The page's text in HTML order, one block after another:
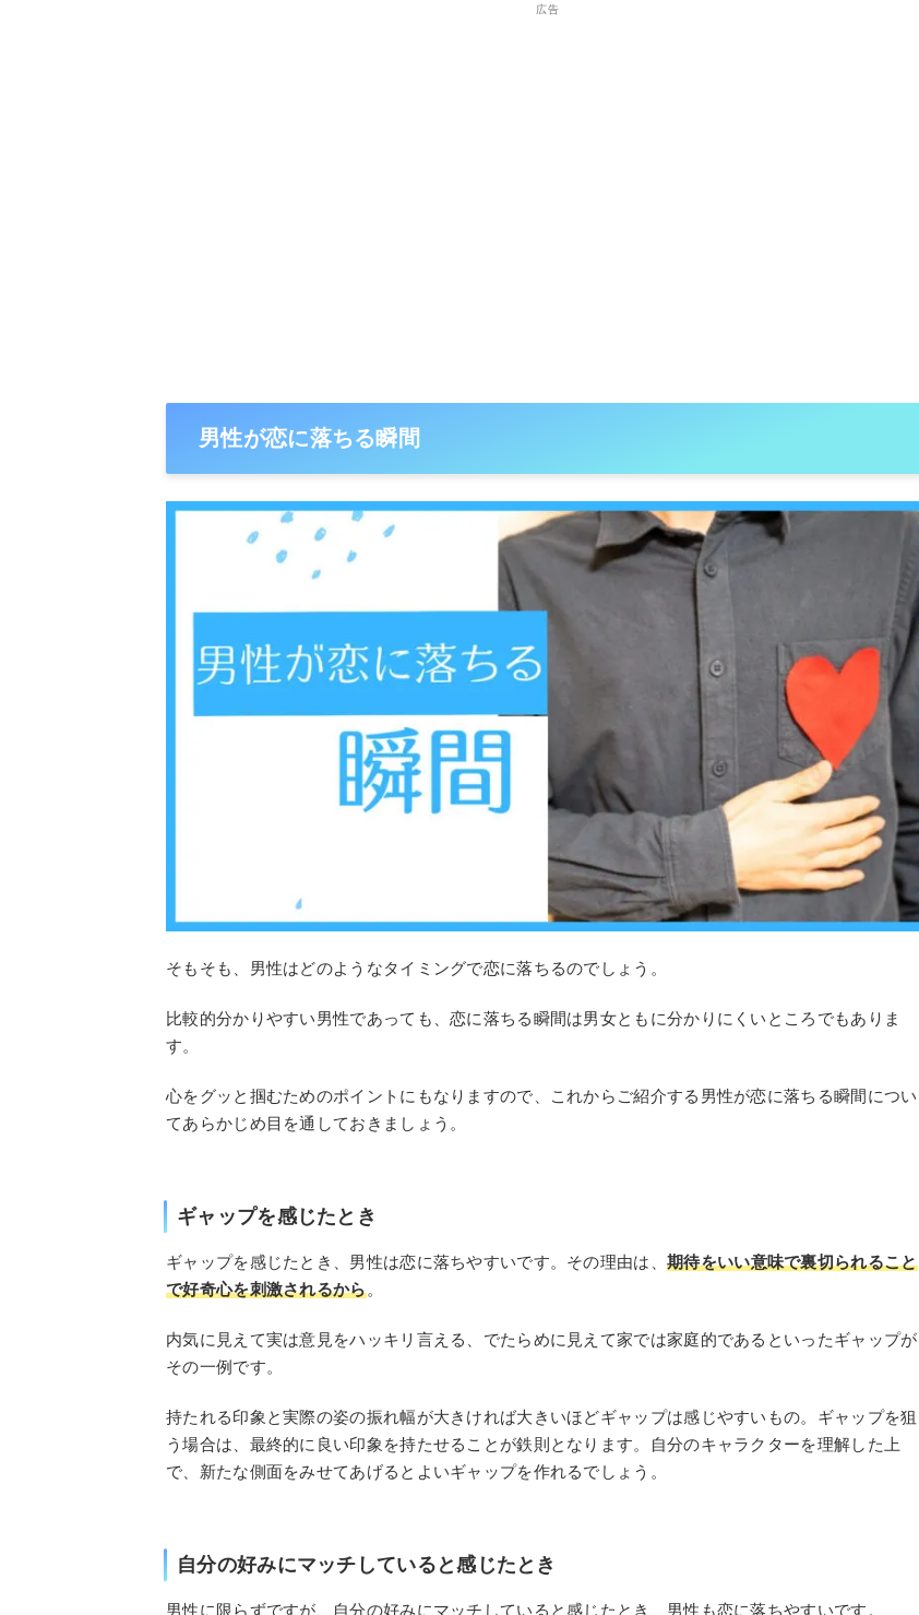
広告
男性が恋に落ちる瞬間
そもそも、男性はどのようなタイミングで恋に落ちるのでしょう。
比較的分かりやすい男性であっても、恋に落ちる瞬間は男女ともに分かりにくいところでもありま
す。
心をグッと掴むためのポイントにもなりますので、これからご紹介する男性が恋に落ちる瞬間につい
てあらかじめ目を通しておきましょう。
ギャップを感じたとき
ギャップを感じたとき、男性は恋に落ちやすいです。その理由は、 期待をいい意味で裏切られること
で好奇心を刺激されるから。
内気に見えて実は意見をハッキリ言える、でたらめに見えて家では家庭的であるといったギャップが
その一例です。
持たれる印象と実際の姿の振れ幅が大きければ大きいほどギャップは感じやすいもの。ギャップを狙
う場合は、最終的に良い印象を持たせることが鉄則となります。自分のキャラクターを理解した上
で、新たな側面をみせてあげるとよいギャップを作れるでしょう。
自分の好みにマッチしていると感じたとき
男性に限らずですが、自分の好みにマッチしていると感じたとき、男性も恋に落ちやすいです。